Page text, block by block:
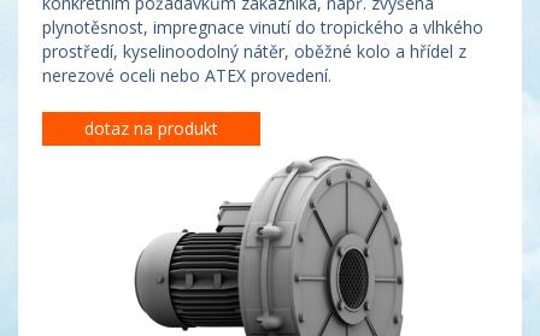
plynotěsnost, impregnace vinutí do tropického a vlhkého
prostředí, kyselinoodolný nátěr, oběžné kolo a hřídel z
nerezové oceli nebo ATEX provedení.
dotaz na produkt